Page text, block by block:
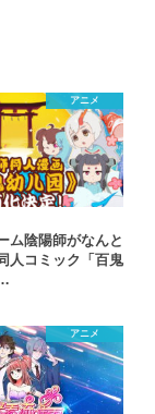
アニメ
ム陰陽師がなんと
人コミック「百鬼
アニメ